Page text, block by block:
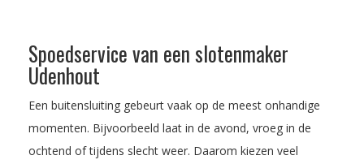
Spoedservice van een slotenmaker
Udenhout
Een buitensluiting gebeurt vaak op de meest onhandige
momenten. Bijvoorbeeld laat in de avond, vroeg in de
ochtend of tijdens slecht weer. Daarom kiezen veel